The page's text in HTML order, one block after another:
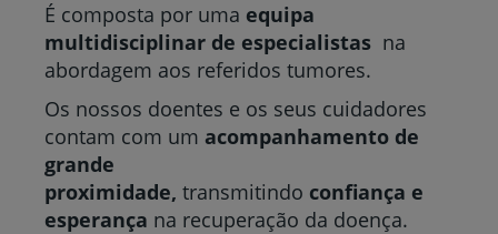
É composta por uma equipa
multidisciplinar de especialistas na
abordagem aos referidos tumores.
Os nossos doentes e os seus cuidadores
contam com um acompanhamento de
grande
proximidade, transmitindo confiança e
esperança na recuperação da doença.